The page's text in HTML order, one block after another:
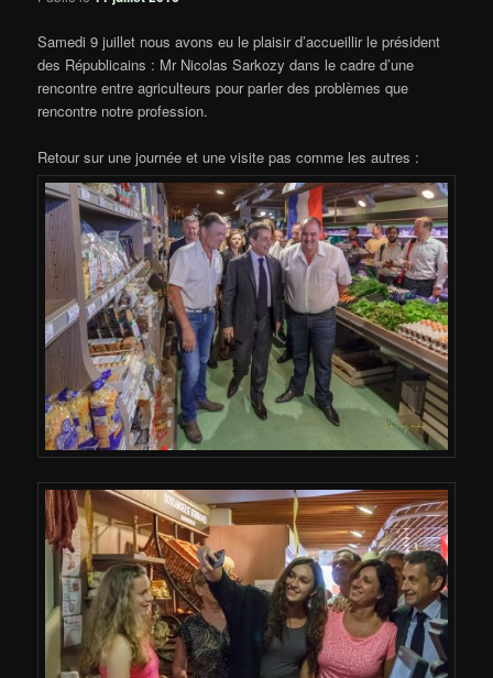
Samedi 9 juillet nous avons eu le plaisir d’accueillir le président
des Républicains : Mr Nicolas Sarkozy dans le cadre d’une
rencontre entre agriculteurs pour parler des problèmes que
rencontre notre profession.
Retour sur une journée et une visite pas comme les autres :